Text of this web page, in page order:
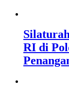
RI di